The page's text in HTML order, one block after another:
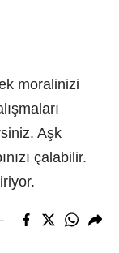
moralinizi
Aşk
çalabilir.